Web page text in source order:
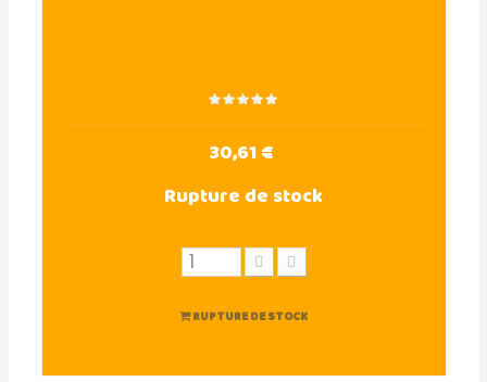
30,61 €
Rupture de stock
RUPTURE DE STOCK